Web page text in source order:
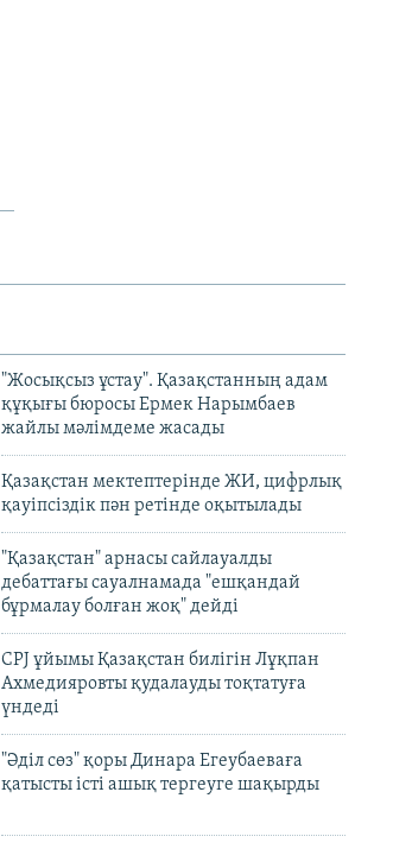
"Жосықсыз ұстау". Қазақстанның адам
құқығы бюросы Ермек Нарымбаев
жайлы мәлімдеме жасады
Қазақстан мектептерінде ЖИ, цифрлық
қауіпсіздік пән ретінде оқытылады
"Қазақстан" арнасы сайлауалды
дебаттағы сауалнамада "ешқандай
бұрмалау болған жоқ" дейді
CPJ ұйымы Қазақстан билігін Лұқпан
Ахмедияровты қудалауды тоқтатуға
үндеді
"Әділ сөз" қоры Динара Егеубаеваға
қатысты істі ашық тергеуге шақырды